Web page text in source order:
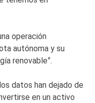
operación
autónoma y su
renovable”.
datos han dejado de
en un activo